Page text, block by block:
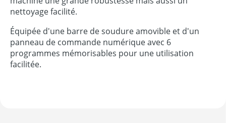
nettoyage facilité.
Équipée d'une barre de soudure amovible et d'un
panneau de commande numérique avec 6
programmes mémorisables pour une utilisation
facilitée.